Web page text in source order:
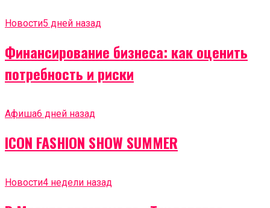
Новости5 дней назад
Финансирование бизнеса: как оценить
потребность и риски
Афиша6 дней назад
ICON FASHION SHOW SUMMER
Новости4 недели назад